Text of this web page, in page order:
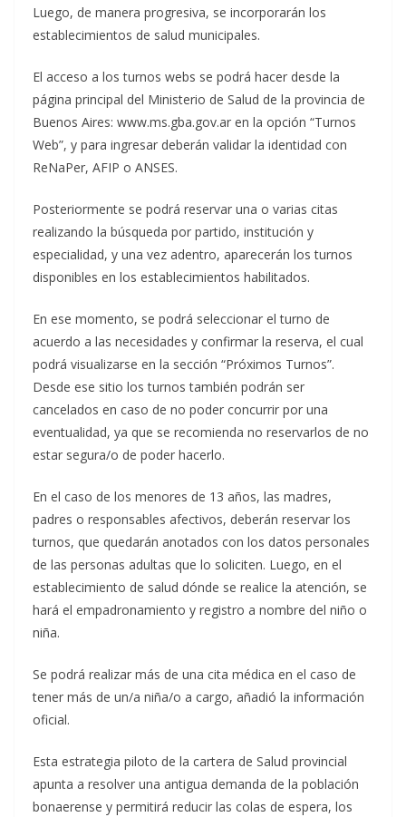
Luego, de manera progresiva, se incorporarán los
establecimientos de salud municipales.
El acceso a los turnos webs se podrá hacer desde la
página principal del Ministerio de Salud de la provincia de
Buenos Aires: www.ms.gba.gov.ar en la opción “Turnos
Web”, y para ingresar deberán validar la identidad con
ReNaPer, AFIP o ANSES.
Posteriormente se podrá reservar una o varias citas
realizando la búsqueda por partido, institución y
especialidad, y una vez adentro, aparecerán los turnos
disponibles en los establecimientos habilitados.
En ese momento, se podrá seleccionar el turno de
acuerdo a las necesidades y confirmar la reserva, el cual
podrá visualizarse en la sección “Próximos Turnos”.
Desde ese sitio los turnos también podrán ser
cancelados en caso de no poder concurrir por una
eventualidad, ya que se recomienda no reservarlos de no
estar segura/o de poder hacerlo.
En el caso de los menores de 13 años, las madres,
padres o responsables afectivos, deberán reservar los
turnos, que quedarán anotados con los datos personales
de las personas adultas que lo soliciten. Luego, en el
establecimiento de salud dónde se realice la atención, se
hará el empadronamiento y registro a nombre del niño o
niña.
Se podrá realizar más de una cita médica en el caso de
tener más de un/a niña/o a cargo, añadió la información
oficial.
Esta estrategia piloto de la cartera de Salud provincial
apunta a resolver una antigua demanda de la población
bonaerense y permitirá reducir las colas de espera, los